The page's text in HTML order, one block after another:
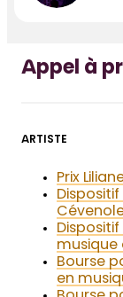
Appel à
ARTISTE
Prix
Bourse
en